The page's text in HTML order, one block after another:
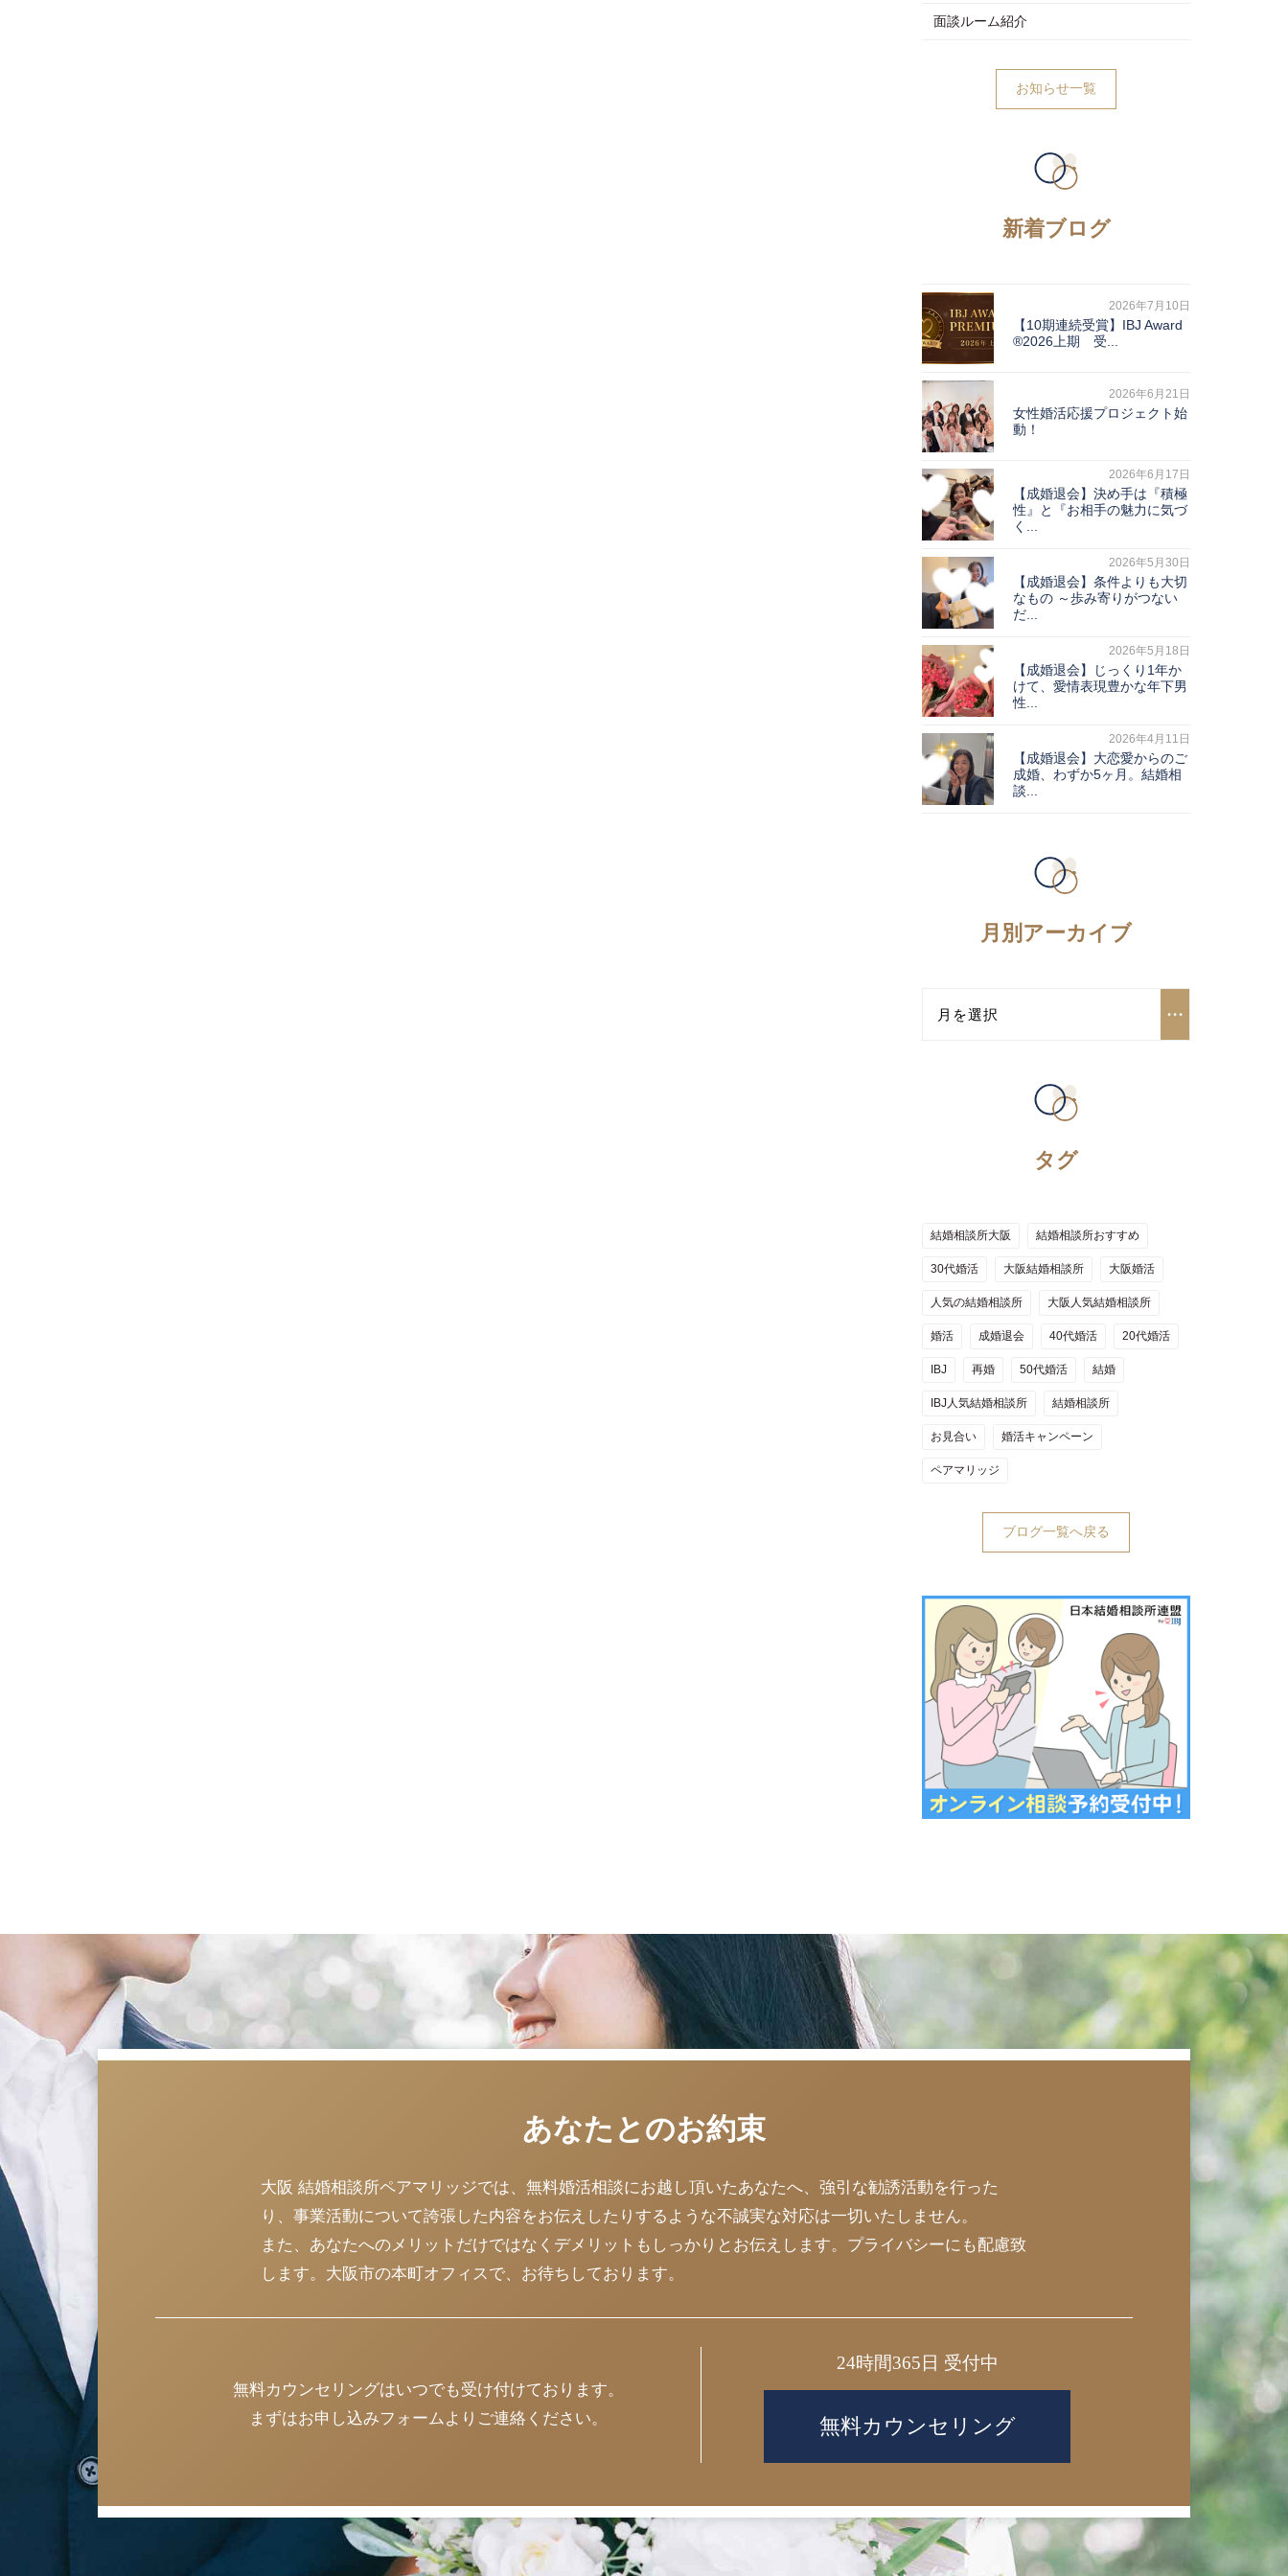
面談ルーム紹介
お知らせ一覧
新着ブログ
2026年7月10日
【10期連続受賞】IBJ Award
®2026上期 受...
2026年6月21日
女性婚活応援プロジェクト始
動！
2026年6月17日
【成婚退会】決め手は『積極
性』と『お相手の魅力に気づ
く...
2026年5月30日
【成婚退会】条件よりも大切
なもの ～歩み寄りがつない
だ...
2026年5月18日
【成婚退会】じっくり1年か
けて、愛情表現豊かな年下男
性...
2026年4月11日
【成婚退会】大恋愛からのご
成婚、わずか5ヶ月。結婚相
談...
月別アーカイブ
タグ
結婚相談所大阪 結婚相談所おすすめ
30代婚活 大阪結婚相談所 大阪婚活
人気の結婚相談所 大阪人気結婚相談所
婚活 成婚退会 40代婚活 20代婚活
IBJ 再婚 50代婚活 結婚
IBJ人気結婚相談所 結婚相談所
お見合い 婚活キャンペーン
ペアマリッジ
ブログ一覧へ戻る
あなたとのお約束
大阪 結婚相談所ペアマリッジでは、無料婚活相談にお越し頂いたあなたへ、強引な勧誘活動を行った
り、事業活動について誇張した内容をお伝えしたりするような不誠実な対応は一切いたしません。
また、あなたへのメリットだけではなくデメリットもしっかりとお伝えします。プライバシーにも配慮致
します。大阪市の本町オフィスで、お待ちしております。
無料カウンセリングはいつでも受け付けております。
まずはお申し込みフォームよりご連絡ください。
24時間365日 受付中
無料カウンセリング